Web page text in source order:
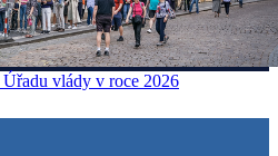
vlády v roce 2026